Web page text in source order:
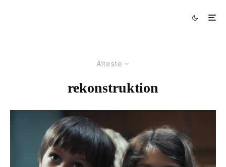
Älteste
rekonstruktion